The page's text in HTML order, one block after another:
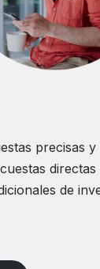
precisas y
de